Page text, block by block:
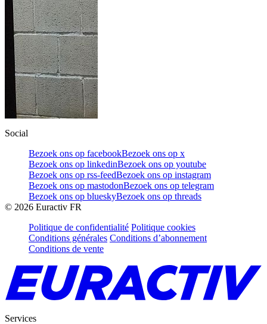
Social
Bezoek ons op facebookBezoek ons op x
Bezoek ons op linkedinBezoek ons op youtube
Bezoek ons op rss-feedBezoek ons op instagram
Bezoek ons op mastodonBezoek ons op telegram
Bezoek ons op blueskyBezoek ons op threads
© 2026 Euractiv FR
Politique de confidentialité Politique cookies
Conditions générales Conditions d’abonnement
Conditions de vente
Services